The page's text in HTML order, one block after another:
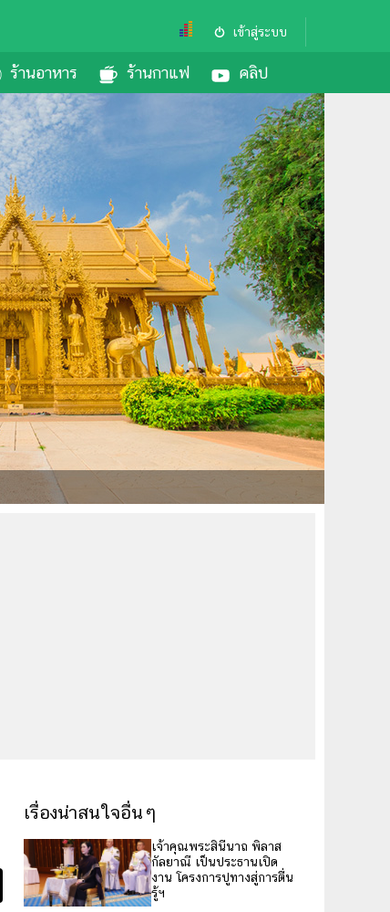
เข้าสู่ระบบ
ร้านอาหาร ร้านกาแฟ คลิป
เรื่องน่าสนใจอื่นๆ
เจ้าคุณพระสินีนาถ พิลาส
กัลยาณี เป็นประธานเปิด
งาน โครงการปูทางสู่การตื่น
รู้ฯ